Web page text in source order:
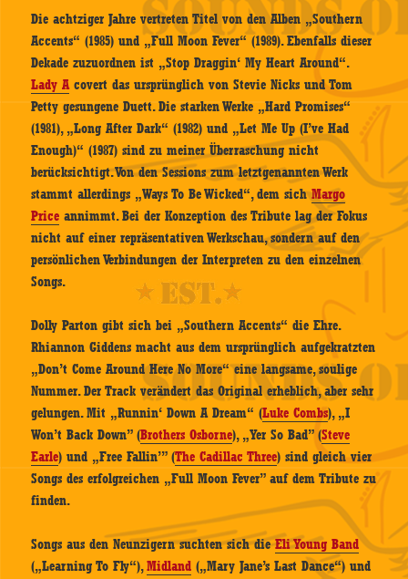
Die achtziger Jahre vertreten Titel von den Alben „Southern
Accents“ (1985) und „Full Moon Fever“ (1989). Ebenfalls dieser
Dekade zuzuordnen ist „Stop Draggin‘ My Heart Around“.
Lady Acovert das ursprünglich von Stevie Nicks und Tom
Petty gesungene Duett. Die starken Werke „Hard Promises“
(1981), „Long After Dark“ (1982) und „Let Me Up (I’ve Had
Enough)“ (1987) sind zu meiner Überraschung nicht
berücksichtigt. Von den Sessions zum letztgenannten Werk
stammt allerdings „Ways To Be Wicked“, dem sichMargo
Price annimmt. Bei der Konzeption des Tribute lag der Fokus
nicht auf einer repräsentativen Werkschau, sondern auf den
persönlichen Verbindungen der Interpreten zu den einzelnen
Songs.
Dolly Parton gibt sich bei „Southern Accents“ die Ehre.
Rhiannon Giddens macht aus dem ursprünglich aufgekratzten
„Don’t Come Around Here No More“ eine langsame, soulige
Nummer. Der Track verändert das Original erheblich, aber sehr
gelungen. Mit „Runnin‘ Down A Dream“ (Luke Combs), „I
Won’t Back Down” (Brothers Osborne), „Yer So Bad” (Steve
Earle) und „Free Fallin’” (The Cadillac Three) sind gleich vier
Songs des erfolgreichen „Full Moon Fever” auf dem Tribute zu
finden.
Songs aus den Neunzigern suchten sich dieEli Young Band
(„Learning To Fly“),Midland („Mary Jane’s Last Dance“) und